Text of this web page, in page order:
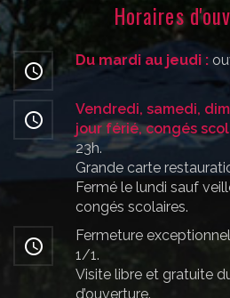
Horaires
Du mardi au jeudi :
Vendredi, samedi,
jour férié, congés
23h.
Grande carte
Fermé le lundi sauf
congés scolaires.
Fermeture
1/1.
Visite libre et gratuite
d’ouverture.